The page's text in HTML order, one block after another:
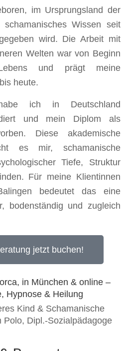
im Ursprungsland der
Wissen seit
wird. Die Arbeit mit
Welten war von Beginn
und prägt meine
heute.
ich in Deutschland
und mein Diplom als
Diese akademische
es mir, schamanische
Tiefe, Struktur
Für meine Klientinnen
bedeutet das eine
bodenständig und zugleich
jetzt buchen!
Kind & Schamanische
Polo, Dipl.-Sozialpädagoge